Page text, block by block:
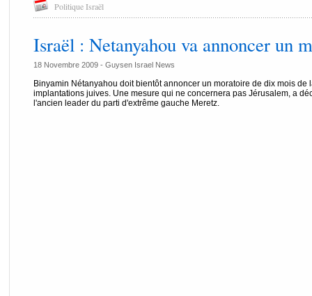
Politique Israël
Israël : Netanyahou va annoncer un
18 Novembre 2009 - Guysen Israel News
Binyamin Nétanyahou doit bientôt annoncer un moratoire de dix mois de
implantations juives. Une mesure qui ne concernera pas Jérusalem, a
l'ancien leader du parti d'extrême gauche Meretz.